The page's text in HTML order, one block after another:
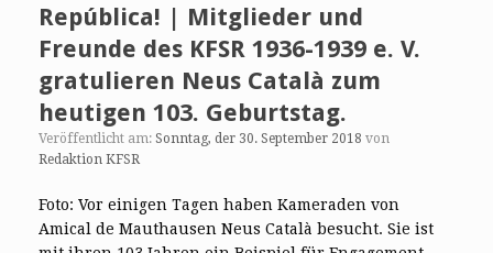
República! | Mitglieder und
Freunde des KFSR 1936-1939 e. V.
gratulieren Neus Català zum
heutigen 103. Geburtstag.
Veröffentlicht am: Sonntag, der 30. September 2018 von
Redaktion KFSR
Foto: Vor einigen Tagen haben Kameraden von
Amical de Mauthausen Neus Català besucht. Sie ist